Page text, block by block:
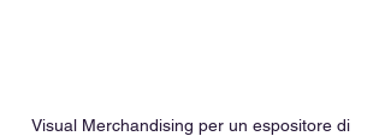
Visual Merchandising per un espositore di